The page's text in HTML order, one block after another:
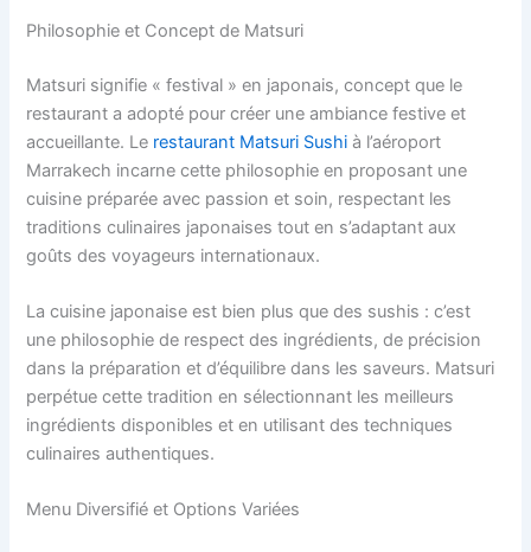
Philosophie et Concept de Matsuri
Matsuri signifie « festival » en japonais, concept que le
restaurant a adopté pour créer une ambiance festive et
accueillante. Le restaurant Matsuri Sushi à l’aéroport
Marrakech incarne cette philosophie en proposant une
cuisine préparée avec passion et soin, respectant les
traditions culinaires japonaises tout en s’adaptant aux
goûts des voyageurs internationaux.
La cuisine japonaise est bien plus que des sushis : c’est
une philosophie de respect des ingrédients, de précision
dans la préparation et d’équilibre dans les saveurs. Matsuri
perpétue cette tradition en sélectionnant les meilleurs
ingrédients disponibles et en utilisant des techniques
culinaires authentiques.
Menu Diversifié et Options Variées